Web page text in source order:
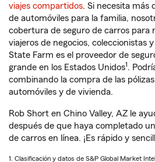
viajes compartidos. Si necesita más
de automóviles para la familia,
cobertura de seguro de carros para
viajeros de negocios, coleccionistas
State Farm es el proveedor de
grande en los Estados Unidos1 .
combinando la compra de las
automóviles y de vivienda.
Rob Short en Chino Valley, AZ le
después de que haya completado
de carros en línea. ¡Es rápido y
1. Clasificación y datos de S&P Global Market